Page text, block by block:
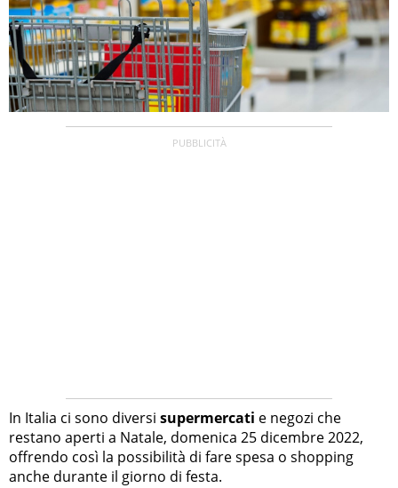
In Italia ci sono diversi supermercati e negozi che
restano aperti a Natale, domenica 25 dicembre 2022,
offrendo così la possibilità di fare spesa o shopping
anche durante il giorno di festa.